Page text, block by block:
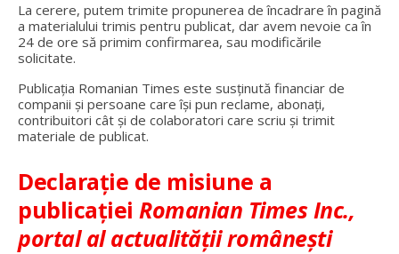
La cerere, putem trimite propunerea de încadrare în pagină
a materialului trimis pentru publicat, dar avem nevoie ca în
24 de ore să primim confirmarea, sau modificările
solicitate.
Publicația Romanian Times este susținută financiar de
companii și persoane care își pun reclame, abonați,
contribuitori cât și de colaboratori care scriu și trimit
materiale de publicat.
Declarație de misiune a
publicației Romanian Times Inc.,
portal al actualității românești